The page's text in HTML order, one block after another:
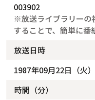
003902
※放送ライブラリーの
することで、簡単に番
放送日時
1987年09月22日（火
時間（分）